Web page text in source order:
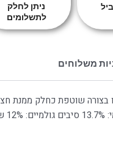
ניתן לחלק
לתשלומים
משלוחים
בצורה שוטפת כחלק ממנת